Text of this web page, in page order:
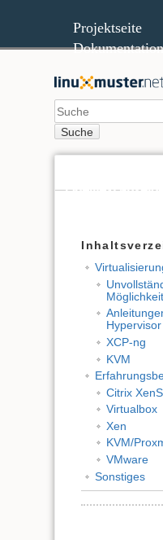
Projektseite
Dokumentation
Suche
Quelltext
Hypervisor
XCP-ng
KVM
Citrix
Virtualbox
Xen
KVM/
VMware
Sonstiges